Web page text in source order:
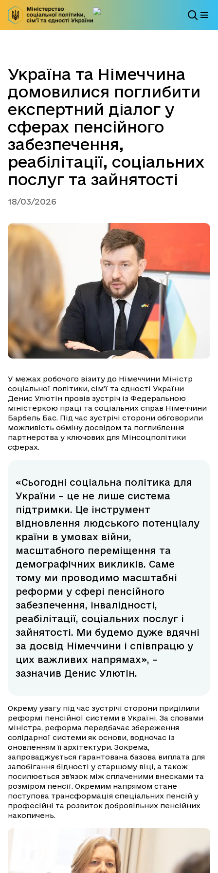
Україна та Німеччина
домовилися поглибити
експертний діалог у
сферах пенсійного
забезпечення,
реабілітації, соціальних
послуг та зайнятості
18/03/2026
У межах робочого візиту до Німеччини Міністр
соціальної політики, сім’ї та єдності України
Денис Улютін провів зустріч із Федеральною
міністеркою праці та соціальних справ Німеччини
Барбель Бас. Під час зустрічі сторони обговорили
можливість обміну досвідом та поглиблення
партнерства у ключових для Мінсоцполітики
сферах.
«Сьогодні соціальна політика для
України – це не лише система
підтримки. Це інструмент
відновлення людського потенціалу
країни в умовах війни,
масштабного переміщення та
демографічних викликів. Саме
тому ми проводимо масштабні
реформи у сфері пенсійного
забезпечення, інвалідності,
реабілітації, соціальних послуг і
зайнятості. Ми будемо дуже вдячні
за досвід Німеччини і співпрацю у
цих важливих напрямах», –
зазначив Денис Улютін.
Окрему увагу під час зустрічі сторони приділили
реформі пенсійної системи в Україні. За словами
міністра, реформа передбачає збереження
солідарної системи як основи, водночас із
оновленням її архітектури. Зокрема,
запроваджується гарантована базова виплата для
запобігання бідності у старшому віці, а також
посилюється зв’язок між сплаченими внесками та
розміром пенсії. Окремим напрямом стане
поступова трансформація спеціальних пенсій у
професійні та розвиток добровільних пенсійних
накопичень.